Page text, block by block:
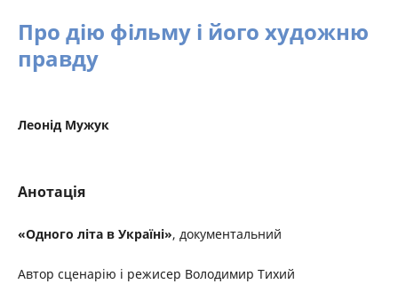
Про дію фільму і його художню
правду
Леонід Мужук
Анотація
«Одного літа в Україні», документальний
Автор сценарію і режисер Володимир Тихий